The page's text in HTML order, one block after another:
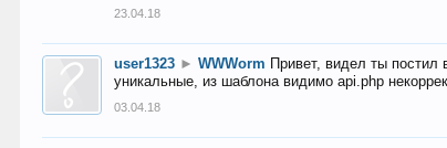
23.04.18
user1323 ► WWWorm Привет, видел ты постил
уникальные, из шаблона видимо api.php
03.04.18